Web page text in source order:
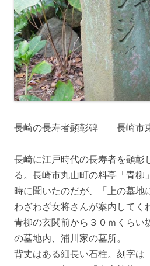
長崎の長寿者顕彰碑 長崎市
長崎に江戸時代の長寿者を顕彰
る。長崎市丸山町の料亭「青柳
時に聞いたのだが、「上の墓地
わざわざ女将さんが案内してく
青柳の玄関前から３０ｍくらい
の墓地内、浦川家の墓所。
背丈はある細長い石柱。刻字は